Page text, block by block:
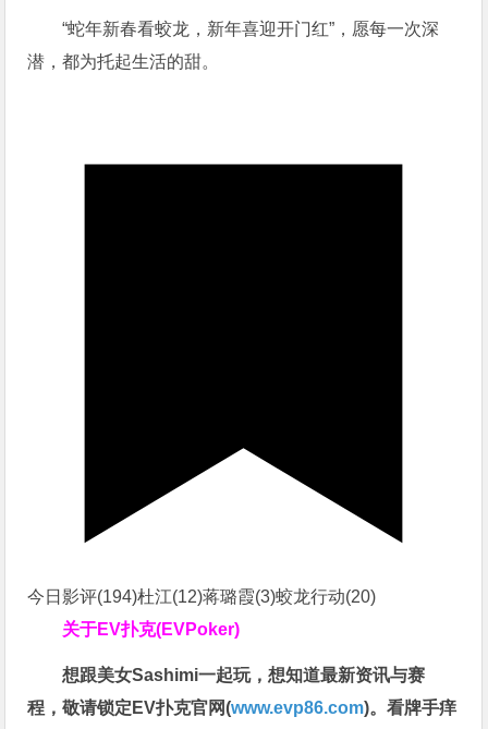
“蛇年新春看蛟龙，新年喜迎开门红”，愿每一次深
潜，都为托起生活的甜。
今日影评(194)杜江(12)蒋璐霞(3)蛟龙行动(20)
关于EV扑克(EVPoker)
想跟美女Sashimi一起玩，想知道最新资讯与赛
程，敬请锁定EV扑克官网(www.evp86.com)。看牌手痒